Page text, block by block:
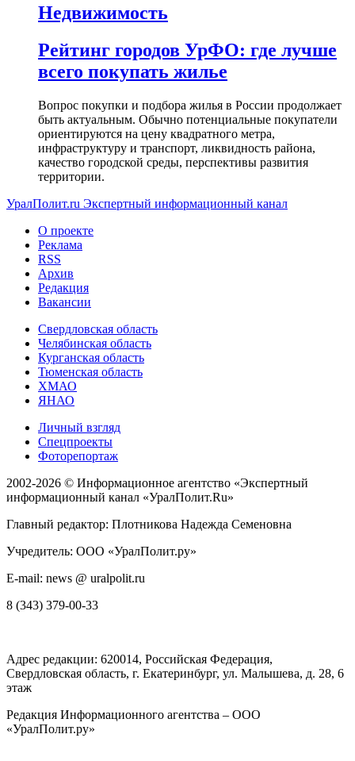
Недвижимость
Рейтинг городов УрФО: где лучше
всего покупать жилье
Вопрос покупки и подбора жилья в России продолжает
быть актуальным. Обычно потенциальные покупатели
ориентируются на цену квадратного метра,
инфраструктуру и транспорт, ликвидность района,
качество городской среды, перспективы развития
территории.
УралПолит.ru Экспертный информационный канал
О проекте
Реклама
RSS
Архив
Редакция
Вакансии
Свердловская область
Челябинская область
Курганская область
Тюменская область
ХМАО
ЯНАО
Личный взгляд
Спецпроекты
Фоторепортаж
2002-2026 © Информационное агентство «Экспертный
информационный канал «УралПолит.Ru»
Главный редактор: Плотникова Надежда Семеновна
Учредитель: ООО «УралПолит.ру»
E-mail: news @ uralpolit.ru
8 (343) 379-00-33
Адрес редакции: 620014, Российская Федерация,
Свердловская область, г. Екатеринбург, ул. Малышева, д. 28, 6
этаж
Редакция Информационного агентства – ООО
«УралПолит.ру»